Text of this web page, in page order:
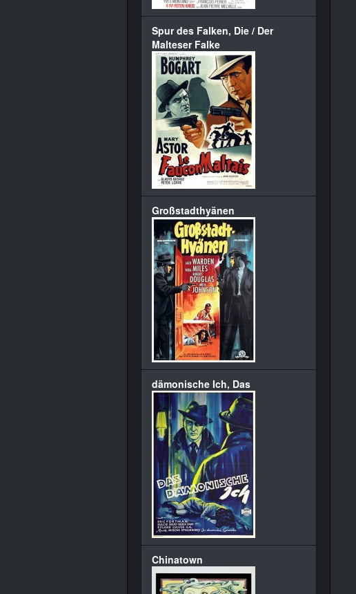
Spur des Falken, Die / Der
Malteser Falke
Großstadthyänen
dämonische Ich, Das
Chinatown